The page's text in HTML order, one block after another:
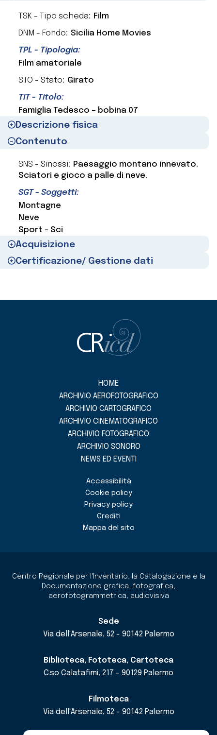
TSK - Tipo scheda: Film
DNM - Fondo: Sicilia Home Movies
TPL - Tipologia:
Film amatoriale
STO - Stato: Girato
TIT - Titolo:
Famiglia Tedesco – bobina 07
Descrizione fisica
Contenuto
SNS - Sinossi: Paesaggio montano innevato.
Sciatori e gioco a palle di neve.
SGT - Soggetti:
Montagne
Neve
Sport - Sci
Acquisizione
Certificazione/ Gestione dati
HOME
ARCHIVIO AEROFOTOGRAFICO
ARCHIVIO CARTOGRAFICO
ARCHIVIO CINEMATOGRAFICO
ARCHIVIO FOTOGRAFICO
ARCHIVIO SONORO
NEWS ED EVENTI
Accessibilità
Cookie policy
Privacy policy
Crediti
Mappa del sito
Centro Regionale per l'Inventario, la Catalogazione e la
Documentazione grafica, fotografica,
aerofotogrammetrica, audiovisiva
Sede
Via dell'Arsenale, 52 - 90142 Palermo
Biblioteca, Fototeca, Cartoteca
C.so Calatafimi, 217 - 90129 Palermo
Filmoteca
Via dell'Arsenale, 52 - 90142 Palermo